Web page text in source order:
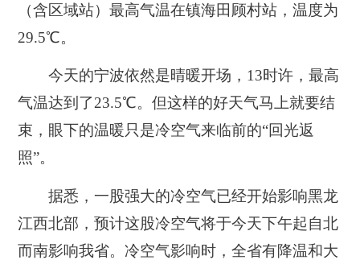
（含区域站）最高气温在镇海田顾村站，温度为
29.5℃。
今天的宁波依然是晴暖开场，13时许，最高
气温达到了23.5℃。但这样的好天气马上就要结
束，眼下的温暖只是冷空气来临前的“回光返
照”。
据悉，一股强大的冷空气已经开始影响黑龙
江西北部，预计这股冷空气将于今天下午起自北
而南影响我省。冷空气影响时，全省有降温和大